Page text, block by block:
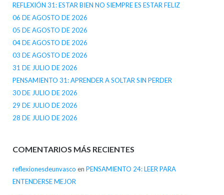
REFLEXIÓN 31: ESTAR BIEN NO SIEMPRE ES ESTAR FELIZ
06 DE AGOSTO DE 2026
05 DE AGOSTO DE 2026
04 DE AGOSTO DE 2026
03 DE AGOSTO DE 2026
31 DE JULIO DE 2026
PENSAMIENTO 31: APRENDER A SOLTAR SIN PERDER
30 DE JULIO DE 2026
29 DE JULIO DE 2026
28 DE JULIO DE 2026
COMENTARIOS MÁS RECIENTES
reflexionesdeunvasco en PENSAMIENTO 24: LEER PARA
ENTENDERSE MEJOR